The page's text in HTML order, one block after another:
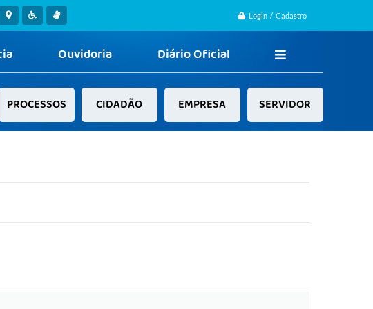
Login / Cadastro
Ouvidoria Diário Oficial
PROCESSOS CIDADÃO EMPRESA SERVIDOR